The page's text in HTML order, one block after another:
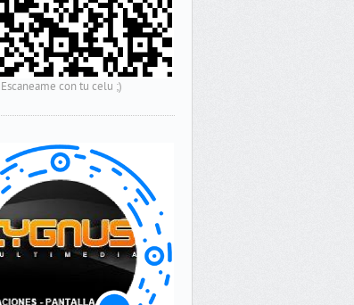
Escaneame con tu celu ;)